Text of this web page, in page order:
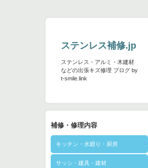
ステンレス補修.jp
ステンレス・アルミ・木建材
などの出張キズ修理 ブログ by
t-smile.link
補修・修理内容
キッチン・水廻り・厨房
サッシ・建具・建材